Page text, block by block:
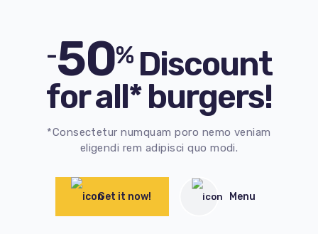
-50%Discount
for all* burgers!
*Consectetur numquam poro nemo veniam
eligendi rem adipisci quo modi.
Get it now! Menu